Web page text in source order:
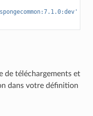
de téléchargements et
dans votre définition